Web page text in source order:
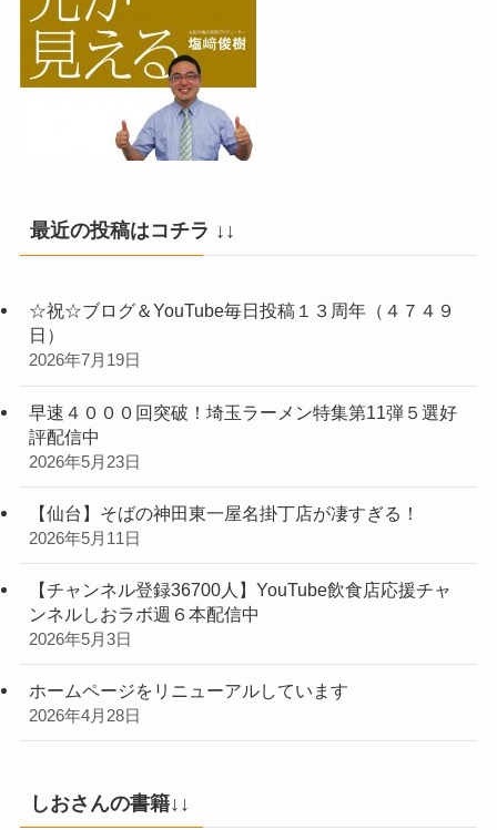
最近の投稿はコチラ ↓↓
☆祝☆ブログ＆YouTube毎日投稿１３周年（４７４９
日）
2026年7月19日
早速４０００回突破！埼玉ラーメン特集第11弾５選好
評配信中
2026年5月23日
【仙台】そばの神田東一屋名掛丁店が凄すぎる！
2026年5月11日
【チャンネル登録36700人】YouTube飲食店応援チャ
ンネルしおラボ週６本配信中
2026年5月3日
ホームページをリニューアルしています
2026年4月28日
しおさんの書籍↓↓